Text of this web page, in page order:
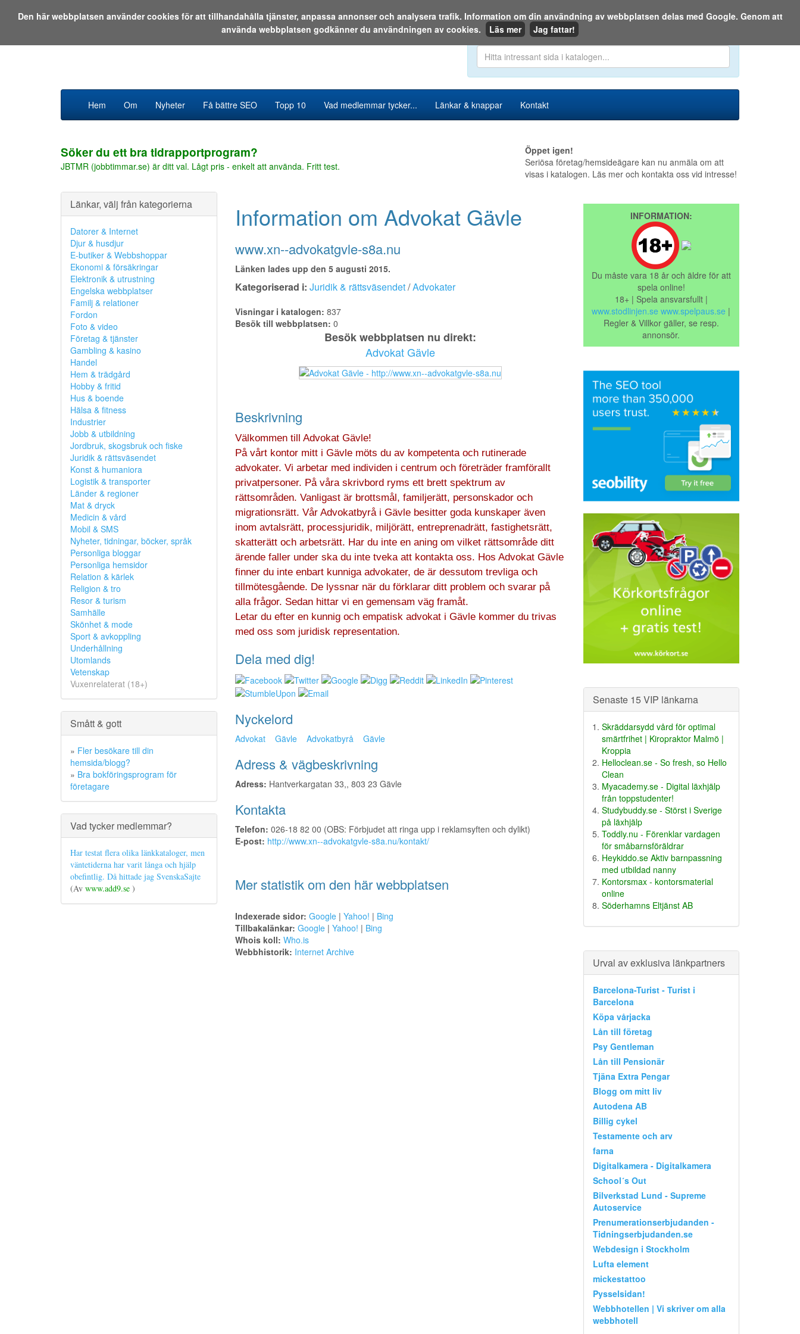
Den 7 augusti 2026
Sök i katalogen eller på webben:
Hem Om Nyheter Få bättre SEO Topp 10 Vad medlemmar tycker... Länkar & knappar Kontakt
Söker du ett bra tidrapportprogram?
JBTMR (jobbtimmar.se) är ditt val. Lågt pris - enkelt att använda. Fritt test.
Öppet igen!
Seriösa företag/hemsideägare kan nu anmäla om att
visas i katalogen. Läs mer och kontakta oss vid intresse!
Länkar, välj från kategorierna
Datorer & Internet
Djur & husdjur
E-butiker & Webbshoppar
Ekonomi & försäkringar
Elektronik & utrustning
Engelska webbplatser
Familj & relationer
Fordon
Foto & video
Företag & tjänster
Gambling & kasino
Handel
Hem & trädgård
Hobby & fritid
Hus & boende
Hälsa & fitness
Industrier
Jobb & utbildning
Jordbruk, skogsbruk och fiske
Juridik & rättsväsendet
Konst & humaniora
Logistik & transporter
Länder & regioner
Mat & dryck
Medicin & vård
Mobil & SMS
Nyheter, tidningar, böcker, språk
Personliga bloggar
Personliga hemsidor
Relation & kärlek
Religion & tro
Resor & turism
Samhälle
Skönhet & mode
Sport & avkoppling
Underhållning
Utomlands
Vetenskap
Vuxenrelaterat (18+)
Smått & gott
» Fler besökare till din
hemsida/blogg?
» Bra bokföringsprogram för
företagare
Vad tycker medlemmar?
Har testat flera olika länkkataloger, men
väntetiderna har varit långa och hjälp
obefintlig. Då hittade jag SvenskaSajte
(Av www.add9.se )
Information om Advokat Gävle
www.xn--advokatgvle-s8a.nu
Länken lades upp den 5 augusti 2015.
Kategoriserad i: Juridik & rättsväsendet/Advokater
Visningar i katalogen: 837
Besök till webbplatsen: 0
Besök webbplatsen nu direkt:
Advokat Gävle
Beskrivning
Välkommen till Advokat Gävle!
På vårt kontor mitt i Gävle möts du av kompetenta och rutinerade
advokater. Vi arbetar med individen i centrum och företräder framförallt
privatpersoner. På våra skrivbord ryms ett brett spektrum av
rättsområden. Vanligast är brottsmål, familjerätt, personskador och
migrationsrätt. Vår Advokatbyrå i Gävle besitter goda kunskaper även
inom avtalsrätt, processjuridik, miljörätt, entreprenadrätt, fastighetsrätt,
skatterätt och arbetsrätt. Har du inte en aning om vilket rättsområde ditt
ärende faller under ska du inte tveka att kontakta oss. Hos Advokat Gävle
finner du inte enbart kunniga advokater, de är dessutom trevliga och
tillmötesgående. De lyssnar när du förklarar ditt problem och svarar på
alla frågor. Sedan hittar vi en gemensam väg framåt.
Letar du efter en kunnig och empatisk advokat i Gävle kommer du trivas
med oss som juridisk representation.
Dela med dig!
Nyckelord
Advokat Gävle Advokatbyrå Gävle
Adress & vägbeskrivning
Adress: Hantverkargatan 33,, 803 23 Gävle
Kontakta
Telefon: 026-18 82 00 (OBS: Förbjudet att ringa upp i reklamsyften och dylikt)
E-post: http://www.xn--advokatgvle-s8a.nu/kontakt/
Mer statistik om den här webbplatsen
Indexerade sidor: Google| Yahoo! | Bing
Tillbakalänkar: Google| Yahoo! | Bing
Whois koll: Who.is
Webbhistorik: Internet Archive
INFORMATION:
Du måste vara 18 år och äldre för att
spela online!
18+ | Spela ansvarsfullt |
www.stodlinjen.se www.spelpaus.se |
Regler & Villkor gäller, se resp.
annonsör.
Senaste 15 VIP länkarna
Skräddarsydd vård för optimal
smärtfrihet | Kiropraktor Malmö |
Kroppia
Helloclean.se - So fresh, so Hello
Clean
Myacademy.se - Digital läxhjälp
från toppstudenter!
Studybuddy.se - Störst i Sverige
på läxhjälp
Toddly.nu - Förenklar vardagen
för småbarnsföräldrar
Heykiddo.se Aktiv barnpassning
med utbildad nanny
Kontorsmax - kontorsmaterial
online
Söderhamns Eltjänst AB
Urval av exklusiva länkpartners
Barcelona-Turist - Turist i
Barcelona
Köpa vårjacka
Lån till företag
Psy Gentleman
Lån till Pensionär
Tjäna Extra Pengar
Blogg om mitt liv
Autodena AB
Billig cykel
Testamente och arv
farna
Digitalkamera - Digitalkamera
School´s Out
Bilverkstad Lund - Supreme
Autoservice
Prenumerationserbjudanden -
Tidningserbjudanden.se
Webdesign i Stockholm
Lufta element
mickestattoo
Pysselsidan!
Webbhotellen | Vi skriver om alla
webbhotell
Den här webbplatsen använder cookies för att tillhandahålla tjänster, anpassa annonser och analysera trafik. Information om din användning av webbplatsen delas med Google. Genom att
använda webbplatsen godkänner du användningen av cookies.
Läs mer Jag fattar!